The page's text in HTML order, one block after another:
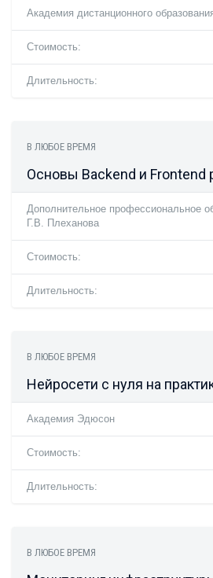
Академия дистанционного
Стоимость:
Длительность:
В ЛЮБОЕ ВРЕМЯ
Основы Backend и Frontend
Дополнительное профессиональное
Г.В. Плеханова
Стоимость:
Длительность:
В ЛЮБОЕ ВРЕМЯ
Нейросети с нуля на
Академия Эдюсон
Стоимость:
Длительность:
В ЛЮБОЕ ВРЕМЯ